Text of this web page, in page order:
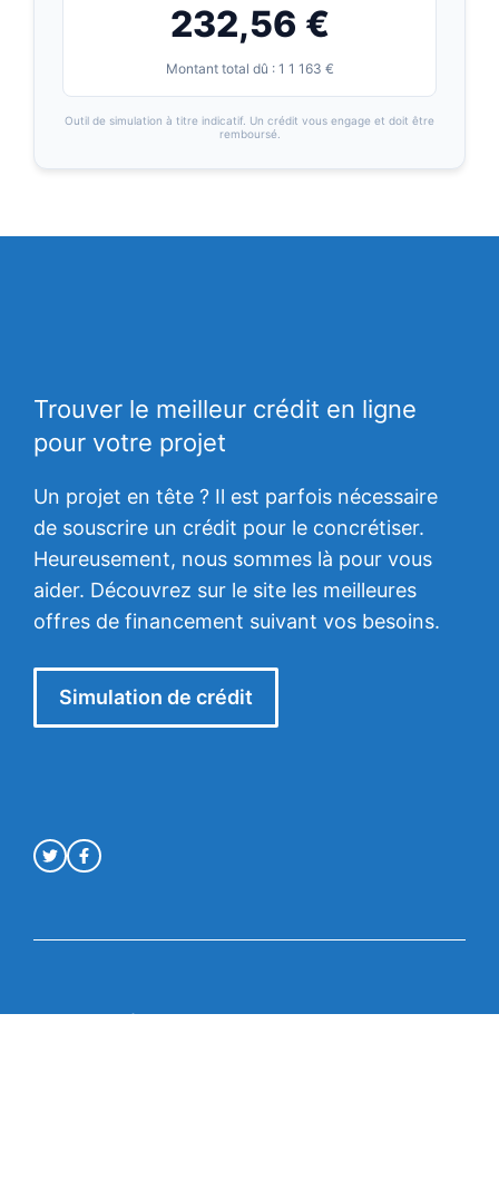
232,56 €
Montant total dû : 1 1 163 €
Outil de simulation à titre indicatif. Un crédit vous engage et doit être
remboursé.
Trouver le meilleur crédit en ligne
pour votre projet
Un projet en tête ? Il est parfois nécessaire
de souscrire un crédit pour le concrétiser.
Heureusement, nous sommes là pour vous
aider. Découvrez sur le site les meilleures
offres de financement suivant vos besoins.
Simulation de crédit
Mentions légales